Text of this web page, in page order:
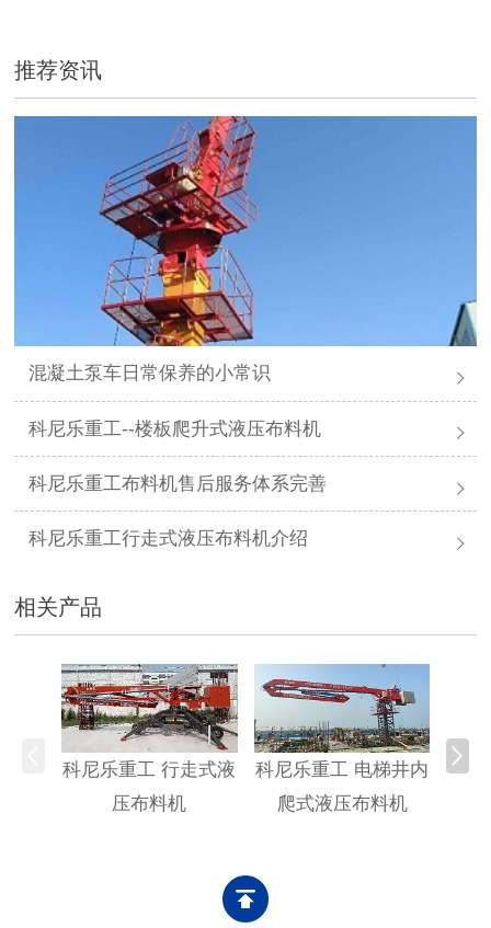
推荐资讯
混凝土泵车日常保养的小常识
科尼乐重工--楼板爬升式液压布料机
科尼乐重工布料机售后服务体系完善
科尼乐重工行走式液压布料机介绍
相关产品
科尼乐重工 行走式液
压布料机
科尼乐重工 电梯井内
爬式液压布料机
科尼